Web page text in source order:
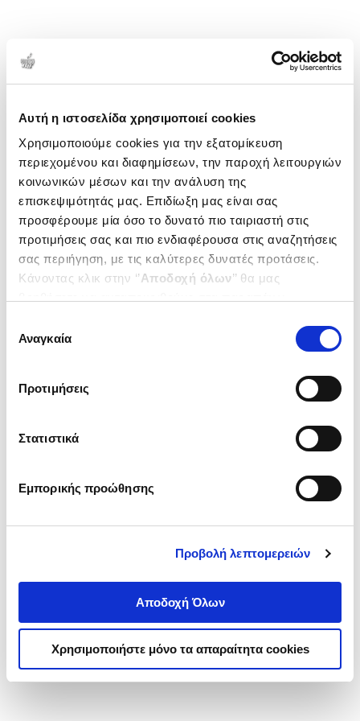
Αυτή η ιστοσελίδα χρησιμοποιεί cookies
Χρησιμοποιούμε cookies για την εξατομίκευση
περιεχομένου και διαφημίσεων, την παροχή λειτουργιών
κοινωνικών μέσων και την ανάλυση της
επισκεψιμότητάς μας. Επιδίωξη μας είναι σας
προσφέρουμε μία όσο το δυνατό πιο ταιριαστή στις
προτιμήσεις σας και πιο ενδιαφέρουσα στις αναζητήσεις
σας περιήγηση, με τις καλύτερες δυνατές προτάσεις.
Κάνοντας κλικ στην ‘’Αποδοχή όλων’’ θα μας
ενδιαφέρουν και να επιλέξετε από τα παρακάτω με την
΄΄και να ενημερωθείτε σχετικά με
συγκατάθεσης
Αναγκαία
Προτιμήσεις
Στατιστικά
Εμπορικής προώθησης
Προβολή λεπτομερειών
Αποδοχή Όλων
Χρησιμοποιήστε μόνο τα απαραίτητα cookies